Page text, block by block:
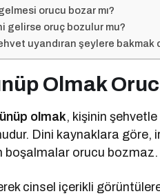
orucu bozar mı?
gelirse oruç bozulur mu?
uyandıran şeylere bakmak
Olmak
olmak, kişinin
Dini kaynaklara göre,
boşalmalar orucu bozmaz.
cinsel içerikli